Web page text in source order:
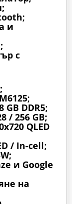
и
с
DDR5;
/ 256 GB;
QLED
/ In-cell;
и Google
на